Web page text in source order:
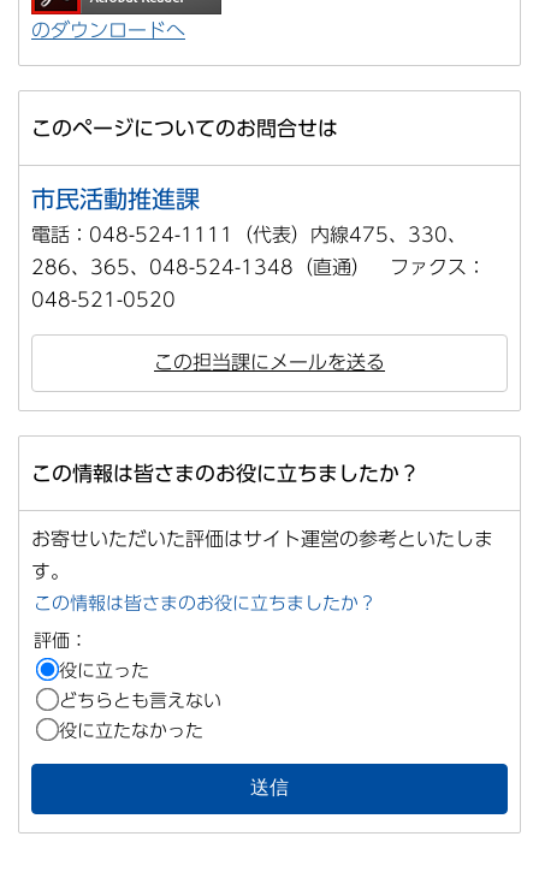
のダウンロードへ
このページについてのお問合せは
市民活動推進課
電話：048-524-1111（代表）内線475、330、
286、365、048-524-1348（直通） ファクス：
048-521-0520
この担当課にメールを送る
この情報は皆さまのお役に立ちましたか？
お寄せいただいた評価はサイト運営の参考といたしま
す。
この情報は皆さまのお役に立ちましたか？
評価：
役に立った
どちらとも言えない
役に立たなかった